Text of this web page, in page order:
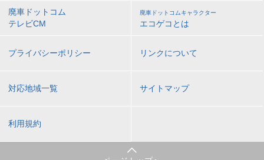
廃車ドットコム
テレビCM
廃車ドットコムキャラクター
エコゲコとは
プライバシーポリシー リンクについて
対応地域一覧 サイトマップ
利用規約